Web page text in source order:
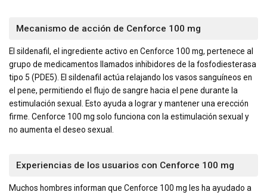
Mecanismo de acción de Cenforce 100 mg
El sildenafil, el ingrediente activo en Cenforce 100 mg, pertenece al
grupo de medicamentos llamados inhibidores de la fosfodiesterasa
tipo 5 (PDE5). El sildenafil actúa relajando los vasos sanguíneos en
el pene, permitiendo el flujo de sangre hacia el pene durante la
estimulación sexual. Esto ayuda a lograr y mantener una erección
firme. Cenforce 100 mg solo funciona con la estimulación sexual y
no aumenta el deseo sexual.
Experiencias de los usuarios con Cenforce 100 mg
Muchos hombres informan que Cenforce 100 mg les ha ayudado a